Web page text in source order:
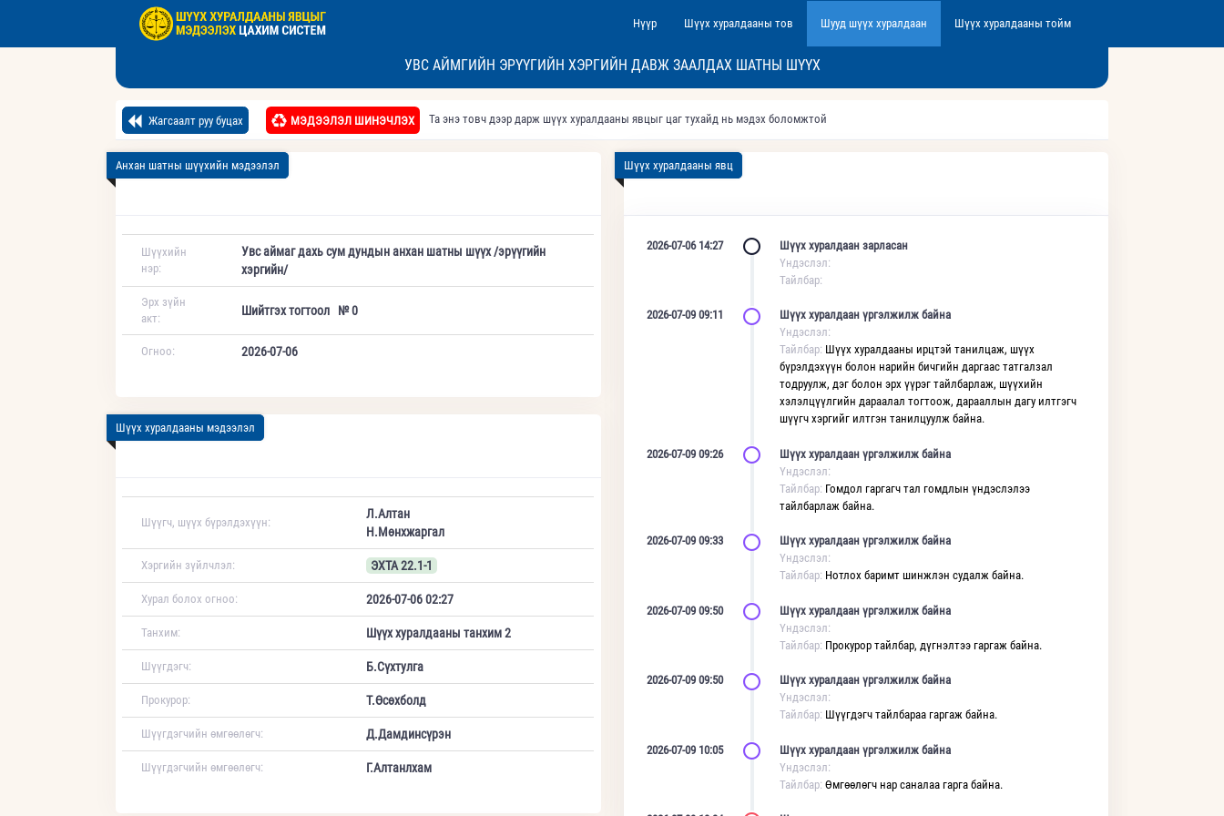
Нүүр Шүүх хуралдааны тов Шууд шүүх хуралдаан Шүүх хуралдааны тойм
УВС АЙМГИЙН ЭРҮҮГИЙН ХЭРГИЙН ДАВЖ ЗААЛДАХ ШАТНЫ ШҮҮХ
Жагсаалт руу буцах МЭДЭЭЛЭЛ ШИНЭЧЛЭХ Та энэ товч дээр дарж шүүх хуралдааны явцыг цаг тухайд нь мэдэх боломжтой
Анхан шатны шүүхийн мэдээлэл
Шүүхийн
нэр:
Увс аймаг дахь сум дундын анхан шатны шүүх /эрүүгийн
хэргийн/
Эрх зүйн
акт:
Шийтгэх тогтоол № 0
Огноо: 2026-07-06
Шүүх хуралдааны мэдээлэл
Шүүгч, шүүх бүрэлдэхүүн:
Л.Алтан
Н.Мөнхжаргал
Хэргийн зүйлчлэл: ЭХТА 22.1-1
Хурал болох огноо: 2026-07-06 02:27
Танхим: Шүүх хуралдааны танхим 2
Шүүгдэгч: Б.Сүхтулга
Прокурор: Т.Өсөхболд
Шүүгдэгчийн өмгөөлөгч: Д.Дамдинсүрэн
Шүүгдэгчийн өмгөөлөгч: Г.Алтанлхам
Шүүх хуралдааны явц
2026-07-06 14:27
Шүүх хуралдаан зарласан
Үндэслэл:
Тайлбар:
2026-07-09 09:11
Шүүх хуралдаан үргэлжилж байна
Үндэслэл:
Тайлбар: Шүүх хуралдааны ирцтэй танилцаж, шүүх
бүрэлдэхүүн болон нарийн бичгийн даргаас татгалзал
тодруулж, дэг болон эрх үүрэг тайлбарлаж, шүүхийн
хэлэлцүүлгийн дараалал тогтоож, дарааллын дагу илтгэгч
шүүгч хэргийг илтгэн танилцуулж байна.
2026-07-09 09:26
Шүүх хуралдаан үргэлжилж байна
Үндэслэл:
Тайлбар: Гомдол гаргагч тал гомдлын үндэслэлээ
тайлбарлаж байна.
2026-07-09 09:33
Шүүх хуралдаан үргэлжилж байна
Үндэслэл:
Тайлбар: Нотлох баримт шинжлэн судалж байна.
2026-07-09 09:50
Шүүх хуралдаан үргэлжилж байна
Үндэслэл:
Тайлбар: Прокурор тайлбар, дүгнэлтээ гаргаж байна.
2026-07-09 09:50
Шүүх хуралдаан үргэлжилж байна
Үндэслэл:
Тайлбар: Шүүгдэгч тайлбараа гаргаж байна.
2026-07-09 10:05
Шүүх хуралдаан үргэлжилж байна
Үндэслэл:
Тайлбар: Өмгөөлөгч нар саналаа гарга байна.